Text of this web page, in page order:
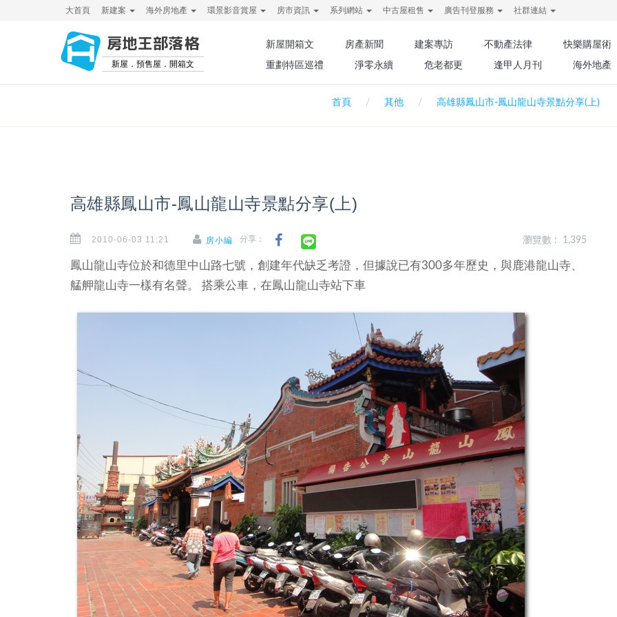
大首頁 新建案 海外房地產 環景影音賞屋 房市資訊 系列網站 中古屋租售 廣告刊登服務 社群連結
房地王部落格
新屋．預售屋．開箱文
新屋開箱文 房產新聞 建案專訪 不動產法律
快樂購屋術
重劃特區巡禮
淨零永續 危老都更 逢甲人月刊 海外地產
首頁 其他 高雄縣鳳山市-鳳山龍山寺景點分享(上)
高雄縣鳳山市-鳳山龍山寺景點分享(上)
2010-06-03 11:21 房小編 分享： 瀏覽數 : 1,395
鳳山龍山寺位於和德里中山路七號，創建年代缺乏考證，但據說已有300多年歷史，與鹿港龍山寺、
艋舺龍山寺一樣有名聲。 搭乘公車，在鳳山龍山寺站下車